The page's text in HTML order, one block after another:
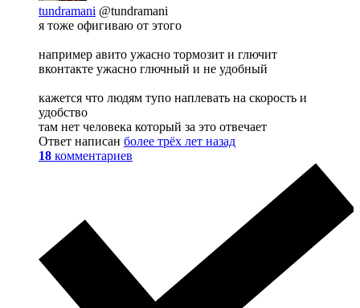
tundramani @tundramani
я тоже офигиваю от этого
например авито ужасно тормозит и глючит
вконтакте ужасно глючный и не удобный
кажется что людям тупо наплевать на скорость и
удобство
там нет человека который за это отвечает
Ответ написан более трёх лет назад
18 комментариев